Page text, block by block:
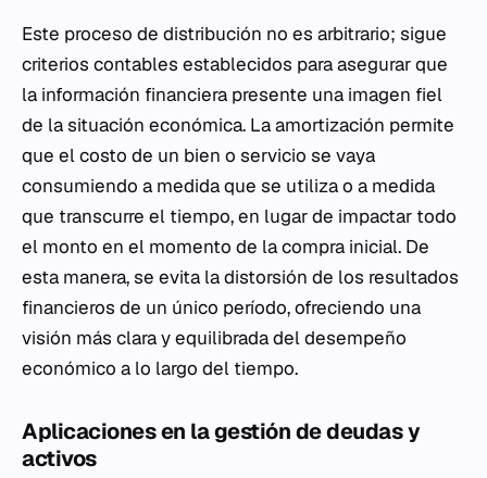
Este proceso de distribución no es arbitrario; sigue
criterios contables establecidos para asegurar que
la información financiera presente una imagen fiel
de la situación económica. La amortización permite
que el costo de un bien o servicio se vaya
consumiendo a medida que se utiliza o a medida
que transcurre el tiempo, en lugar de impactar todo
el monto en el momento de la compra inicial. De
esta manera, se evita la distorsión de los resultados
financieros de un único período, ofreciendo una
visión más clara y equilibrada del desempeño
económico a lo largo del tiempo.
Aplicaciones en la gestión de deudas y
activos